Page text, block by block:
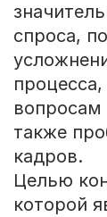
спроса,
вопросам
также
кадров.
Целью
которой